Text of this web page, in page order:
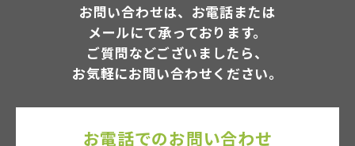
お問い合わせは、お電話または
メールにて承っております。
ご質問などございましたら、
お気軽にお問い合わせください。
お電話でのお問い合わせ